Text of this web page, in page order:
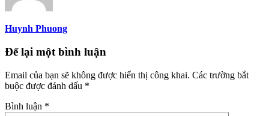
Huynh Phuong
Để lại một bình luận
Email của bạn sẽ không được hiển thị công khai. Các trường bắt
buộc được đánh dấu *
Bình luận *